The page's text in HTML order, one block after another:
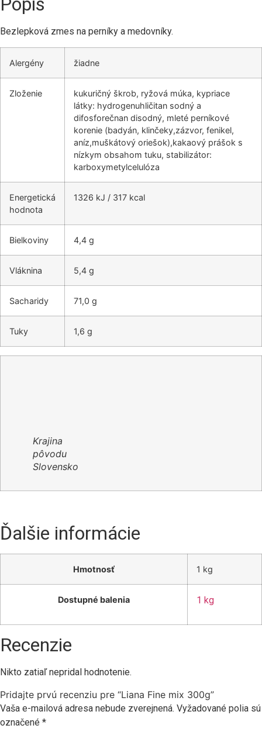
Bezlepková zmes na perníky a medovníky.
Alergény žiadne
Zloženie
kukuričný škrob, ryžová múka, kypriace
látky: hydrogenuhličitan sodný a
difosforečnan disodný, mleté perníkové
korenie (badyán, klinčeky,zázvor, fenikel,
aníz,muškátový oriešok),kakaový prášok s
nízkym obsahom tuku, stabilizátor:
karboxymetylcelulóza
Energetická
hodnota
1326 kJ / 317 kcal
Bielkoviny 4,4 g
Vláknina 5,4 g
Sacharidy 71,0 g
Tuky 1,6 g
Krajina
pôvodu
Slovensko
Ďalšie informácie
Hmotnosť 1 kg
Dostupné balenia 1 kg
Recenzie
Nikto zatiaľ nepridal hodnotenie.
Pridajte prvú recenziu pre “Liana Fine mix 300g”
Vaša e-mailová adresa nebude zverejnená. Vyžadované polia sú
označené *